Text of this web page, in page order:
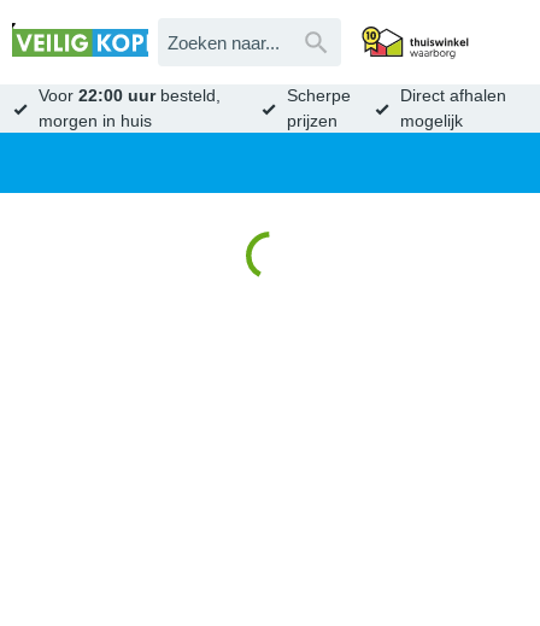
Voor22:00 uurbesteld,
morgen in huis
Scherpe
prijzen
Direct afhalen
mogelijk